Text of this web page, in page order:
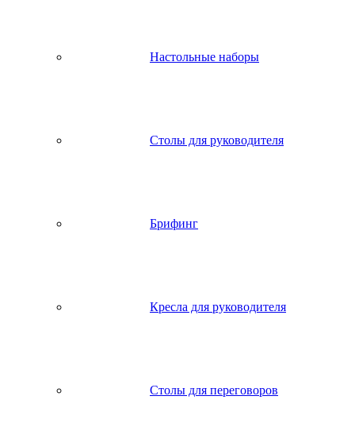
Настольные наборы
Столы для руководителя
Брифинг
Кресла для руководителя
Столы для переговоров